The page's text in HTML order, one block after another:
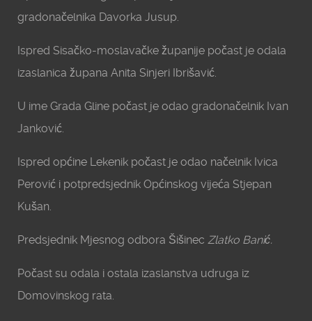
gradonačelnika Davorka Jusup.
Ispred Sisačko-moslavačke županije počast je odala
izaslanica župana Anita Sinjeri Ibrišavić.
U ime Grada Gline počast je odao gradonačelnik Ivan
Janković.
Ispred općine Lekenik počast je odao načelnik Ivica
Perović i potpredsjednik Općinskog vijeća Stjepan
Kušan.
Predsjednik Mjesnog odbora Šišinec Zlatko Banić.
Počast su odala i ostala izaslanstva udruga iz
Domovinskog rata.